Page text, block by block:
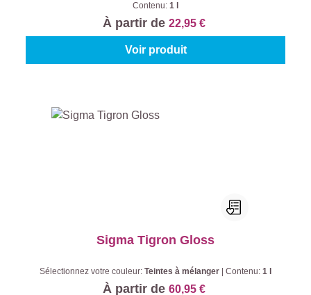
Contenu: 1 l
À partir de 22,95 €
Voir produit
Sigma Tigron Gloss
Sélectionnez votre couleur: Teintes à mélanger Contenu: 1 l
À partir de 60,95 €